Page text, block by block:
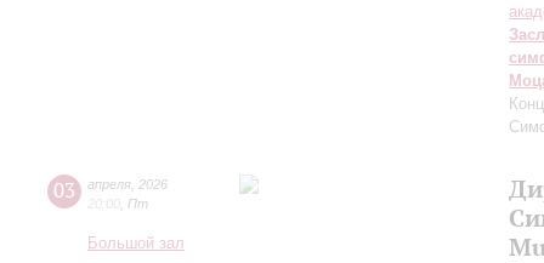
03 апреля 2026
20:00 Пт
Большой зал